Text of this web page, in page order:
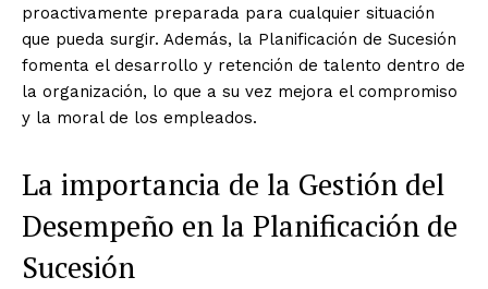
proactivamente preparada para cualquier situación
que pueda surgir. Además, la Planificación de Sucesión
fomenta el desarrollo y retención de talento dentro de
la organización, lo que a su vez mejora el compromiso
y la moral de los empleados.
La importancia de la Gestión del
Desempeño en la Planificación de
Sucesión